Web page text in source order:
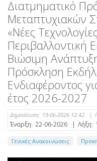
Διατμηματικό
Μεταπτυχιακών
«Νέες
Περιβαλλοντική
Βιώσιμη
Πρόσκληση
Ενδιαφέροντος
έτος 2026-2027
Δημοσίευση: 19-06-2026 12:42 |
Έναρξη: 22-06-2026 | Λήξη:
Γενικές Ανακοινώσεις